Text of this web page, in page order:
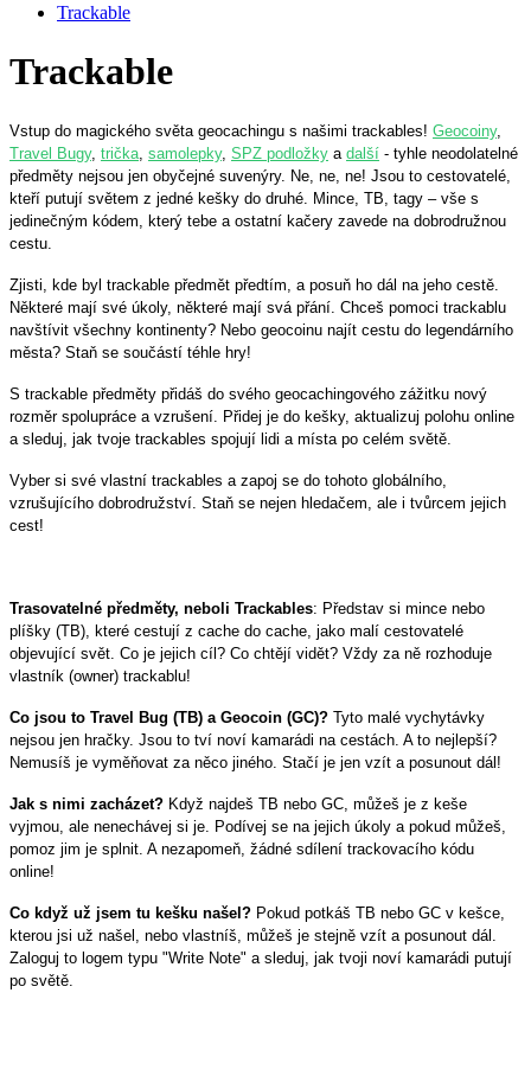
Trackable
Trackable
Vstup do magického světa geocachingu s našimi trackables! Geocoiny,
Travel Bugy, trička, samolepky, SPZ podložky a další - tyhle neodolatelné
předměty nejsou jen obyčejné suvenýry. Ne, ne, ne! Jsou to cestovatelé,
kteří putují světem z jedné kešky do druhé. Mince, TB, tagy – vše s
jedinečným kódem, který tebe a ostatní kačery zavede na dobrodružnou
cestu.
Zjisti, kde byl trackable předmět předtím, a posuň ho dál na jeho cestě.
Některé mají své úkoly, některé mají svá přání. Chceš pomoci trackablu
navštívit všechny kontinenty? Nebo geocoinu najít cestu do legendárního
města? Staň se součástí téhle hry!
S trackable předměty přidáš do svého geocachingového zážitku nový
rozměr spolupráce a vzrušení. Přidej je do kešky, aktualizuj polohu online
a sleduj, jak tvoje trackables spojují lidi a místa po celém světě.
Vyber si své vlastní trackables a zapoj se do tohoto globálního,
vzrušujícího dobrodružství. Staň se nejen hledačem, ale i tvůrcem jejich
cest!
Trasovatelné předměty, neboli Trackables: Představ si mince nebo
plíšky (TB), které cestují z cache do cache, jako malí cestovatelé
objevující svět. Co je jejich cíl? Co chtějí vidět? Vždy za ně rozhoduje
vlastník (owner) trackablu!
Co jsou to Travel Bug (TB) a Geocoin (GC)? Tyto malé vychytávky
nejsou jen hračky. Jsou to tví noví kamarádi na cestách. A to nejlepší?
Nemusíš je vyměňovat za něco jiného. Stačí je jen vzít a posunout dál!
Jak s nimi zacházet? Když najdeš TB nebo GC, můžeš je z keše
vyjmou, ale nenechávej si je. Podívej se na jejich úkoly a pokud můžeš,
pomoz jim je splnit. A nezapomeň, žádné sdílení trackovacího kódu
online!
Co když už jsem tu kešku našel? Pokud potkáš TB nebo GC v kešce,
kterou jsi už našel, nebo vlastníš, můžeš je stejně vzít a posunout dál.
Zaloguj to logem typu "Write Note" a sleduj, jak tvoji noví kamarádi putují
po světě.